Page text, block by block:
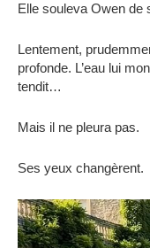
Elle souleva Owen de
Lentement,
profonde. L’eau lui
tendit…
Mais il ne pleura pas.
Ses yeux changèrent.